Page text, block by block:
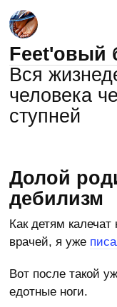
Feet'овый
Вся
человека
ступней
Долой
дебилизм
Как детям
врачей, я уже
Вот после такой
едотные ноги.